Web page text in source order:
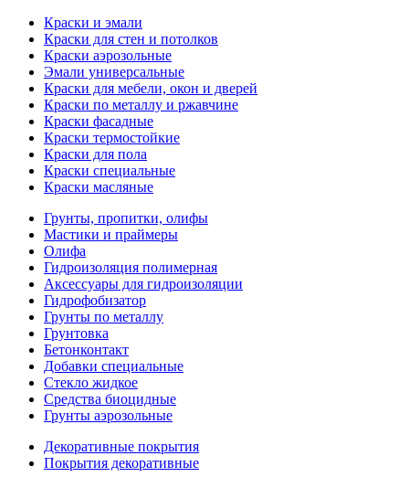
Краски и эмали
Краски для стен и потолков
Краски аэрозольные
Эмали универсальные
Краски для мебели, окон и дверей
Краски по металлу и ржавчине
Краски фасадные
Краски термостойкие
Краски для пола
Краски специальные
Краски масляные
Грунты, пропитки, олифы
Мастики и праймеры
Олифа
Гидроизоляция полимерная
Аксессуары для гидроизоляции
Гидрофобизатор
Грунты по металлу
Грунтовка
Бетонконтакт
Добавки специальные
Стекло жидкое
Средства биоцидные
Грунты аэрозольные
Декоративные покрытия
Покрытия декоративные